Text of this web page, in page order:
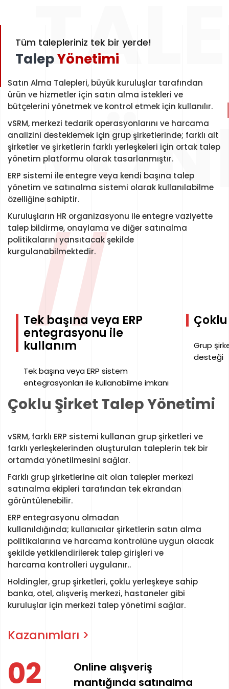
//
Tüm talepleriniz tek bir yerde!
TalepYönetimi
Satın Alma Talepleri, büyük kuruluşlar tarafından
ürün ve hizmetler için satın alma istekleri ve
bütçelerini yönetmek ve kontrol etmek için kullanılır.
vSRM, merkezi tedarik operasyonlarını ve harcama
analizini desteklemek için grup şirketlerinde; farklı alt
şirketler ve şirketlerin farklı yerleşkeleri için ortak talep
yönetim platformu olarak tasarlanmıştır.
ERP sistemi ile entegre veya kendi başına talep
yönetim ve satınalma sistemi olarak kullanılabilme
özelliğine sahiptir.
Kuruluşların HR organizasyonu ile entegre vaziyette
talep bildirme, onaylama ve diğer satınalma
politikalarını yansıtacak şekilde
kurgulanabilmektedir.
Tek başına veya ERP
entegrasyonu ile
kullanım
Tek başına veya ERP sistem
entegrasyonları ile kullanabilme imkanı
Grup
desteği
Çoklu Şirket Talep Yönetimi
vSRM, farklı ERP sistemi kullanan grup şirketleri ve
farklı yerleşkelerinden oluşturulan taleplerin tek bir
ortamda yönetilmesini sağlar.
Farklı grup şirketlerine ait olan talepler merkezi
satınalma ekipleri tarafından tek ekrandan
görüntülenebilir.
ERP entegrasyonu olmadan
kullanıldığında; kullanıcılar şirketlerin satın alma
politikalarına ve harcama kontrolüne uygun olacak
şekilde yetkilendirilerek talep girişleri ve
harcama kontrolleri uygulanır..
Holdingler, grup şirketleri, çoklu yerleşkeye sahip
banka, otel, alışveriş merkezi, hastaneler gibi
kuruluşlar için merkezi talep yönetimi sağlar.
Kazanımları >
03